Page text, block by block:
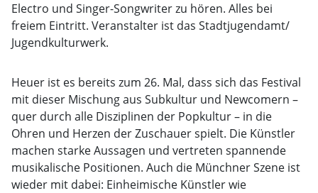
Electro und Singer-Songwriter zu hören. Alles bei
freiem Eintritt. Veranstalter ist das Stadtjugendamt/
Jugendkulturwerk.
Heuer ist es bereits zum 26. Mal, dass sich das Festival
mit dieser Mischung aus Subkultur und Newcomern –
quer durch alle Disziplinen der Popkultur – in die
Ohren und Herzen der Zuschauer spielt. Die Künstler
machen starke Aussagen und vertreten spannende
musikalische Positionen. Auch die Münchner Szene ist
wieder mit dabei: Einheimische Künstler wie